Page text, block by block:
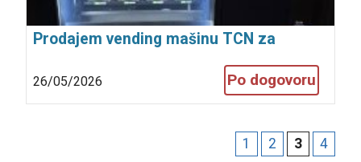
Prodajem vending mašinu TCN za
prodaju raznih proizvoda, dimenzije 170
x 195 x 100
26/05/2026 Po dogovoru
1 2 3 4